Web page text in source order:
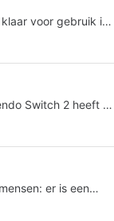
voor gebruik in
Switch 2 heeft al
er is een
zien, en dat is een